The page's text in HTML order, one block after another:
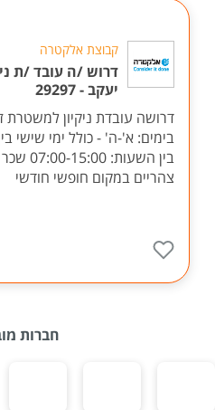
קבוצת אלקטרה
דרוש /ה עובד /ת
יעקב - 29297
דרושה עובדת ניקיון
צהריים במקום חופשי חודשי
חברות